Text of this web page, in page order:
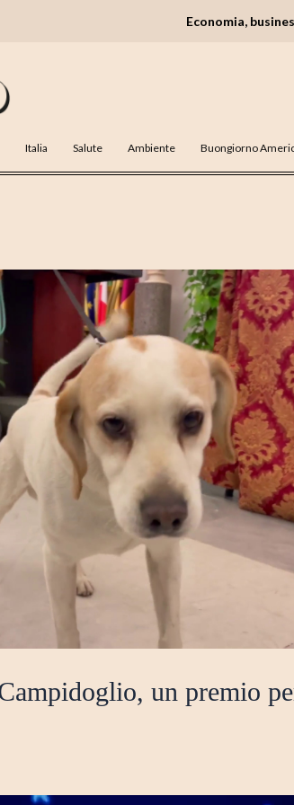
Economia,
Italia Salute Ambiente Buongiorno
un premio